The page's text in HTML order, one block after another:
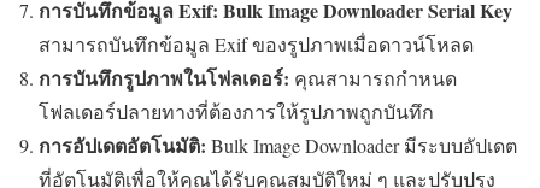
การบันทึกข้อมูล Exif: Bulk Image Downloader Serial Key
สามารถบันทึกข้อมูล Exif ของรูปภาพเมื่อดาวน์โหลด
การบันทึกรูปภาพในโฟลเดอร์: คุณสามารถกำหนด
โฟลเดอร์ปลายทางที่ต้องการให้รูปภาพถูกบันทึก
การอัปเดตอัตโนมัติ: Bulk Image Downloader มีระบบอัปเดต
ที่อัตโนมัติเพื่อให้คุณได้รับคุณสมบัติใหม่ ๆ และปรับปรุง